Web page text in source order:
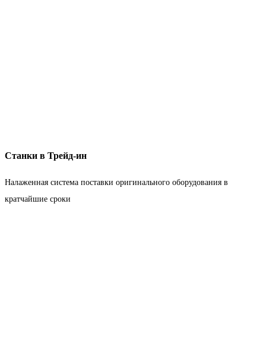
Станки в Трейд-ин
Налаженная система поставки оригинального оборудования в
кратчайшие сроки